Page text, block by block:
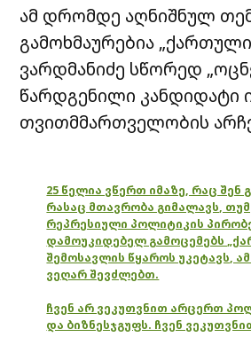
ამ დრომდე აღნიშნულ
გამოხმაურებია
ვარდმანიძე სწორედ
წარდგენილი კანდიდატი
თვითმმართველობის
25 წელია ვწერთ იმაზე, რაც შენ
რასაც მთავრობა გიმალავს,
რეპრესიული პოლიტიკის
დამოუკიდებელ გამოცემებს
შემოსავლის წყაროს უკეტავს,
ვეღარ შევძლებთ.
ჩვენ არ ვეკუთვნით არცერთ
და ბიზნესჯგუფს. ჩვენ